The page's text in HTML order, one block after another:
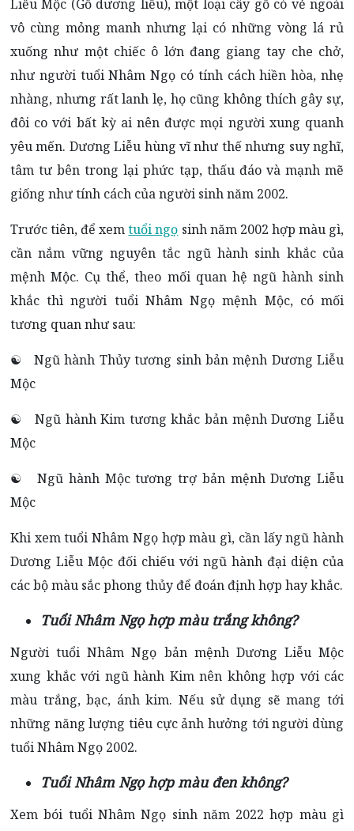
Liễu Mộc (Gỗ dương liễu), một loại cây gỗ có vẻ ngoài
vô cùng mỏng manh nhưng lại có những vòng lá rủ
xuống như một chiếc ô lớn đang giang tay che chở,
như người tuổi Nhâm Ngọ có tính cách hiền hòa, nhẹ
nhàng, nhưng rất lanh lẹ, họ cũng không thích gây sự,
đôi co với bất kỳ ai nên được mọi người xung quanh
yêu mến. Dương Liễu hùng vĩ như thế nhưng suy nghĩ,
tâm tư bên trong lại phức tạp, thấu đáo và mạnh mẽ
giống như tính cách của người sinh năm 2002.
Trước tiên, để xemtuổi ngọ sinh năm 2002 hợp màu gì,
cần nắm vững nguyên tắc ngũ hành sinh khắc của
mệnh Mộc. Cụ thể, theo mối quan hệ ngũ hành sinh
khắc thì người tuổi Nhâm Ngọ mệnh Mộc, có mối
tương quan như sau:
☯ Ngũ hành Thủy tương sinh bản mệnh Dương Liễu
Mộc
☯ Ngũ hành Kim tương khắc bản mệnh Dương Liễu
Mộc
☯ Ngũ hành Mộc tương trợ bản mệnh Dương Liễu
Mộc
Khi xem tuổi Nhâm Ngọ hợp màu gì, cần lấy ngũ hành
Dương Liễu Mộc đối chiếu với ngũ hành đại diện của
các bộ màu sắc phong thủy để đoán định hợp hay khắc.
Tuổi Nhâm Ngọ hợp màu trắng không?
Người tuổi Nhâm Ngọ bản mệnh Dương Liễu Mộc
xung khắc với ngũ hành Kim nên không hợp với các
màu trắng, bạc, ánh kim. Nếu sử dụng sẽ mang tới
những năng lượng tiêu cực ảnh hưởng tới người dùng
tuổi Nhâm Ngọ 2002.
Tuổi Nhâm Ngọ hợp màu đen không?
Xem bói tuổi Nhâm Ngọ sinh năm 2022 hợp màu gì